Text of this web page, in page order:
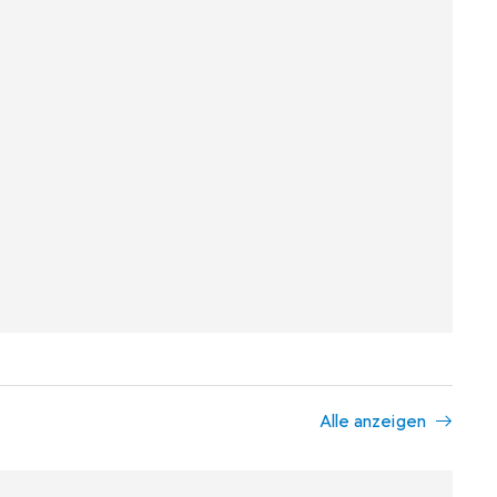
Alle anzeigen